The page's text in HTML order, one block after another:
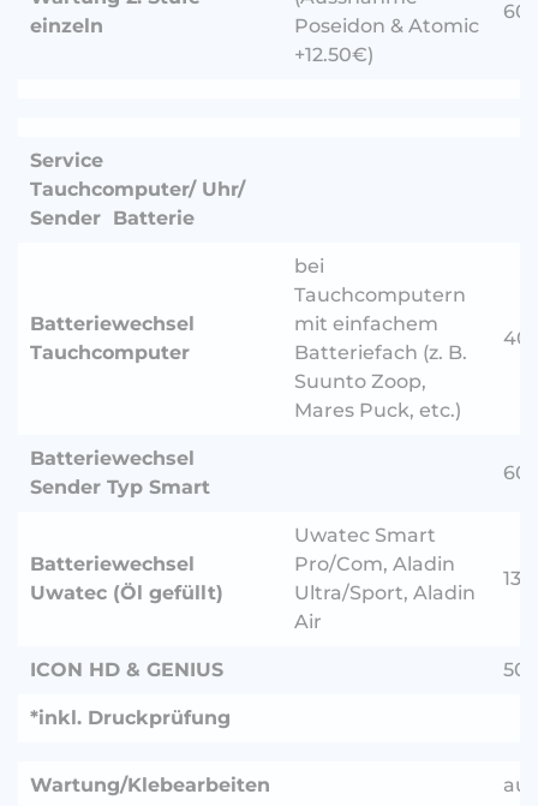
einzeln
Poseidon & Atomic
+12.50€)
Service
Tauchcomputer/ Uhr/
Sender Batterie
Batteriewechsel
Tauchcomputer
bei
Tauchcomputern
mit einfachem
Batteriefach (z. B.
Suunto Zoop,
Mares Puck, etc.)
Batteriewechsel
Sender Typ Smart
Batteriewechsel
Uwatec (Öl gefüllt)
Uwatec Smart
Pro/Com, Aladin
Ultra/Sport, Aladin
Air
ICON HD & GENIUS
*inkl. Druckprüfung
Wartung/Klebearbeiten
auf